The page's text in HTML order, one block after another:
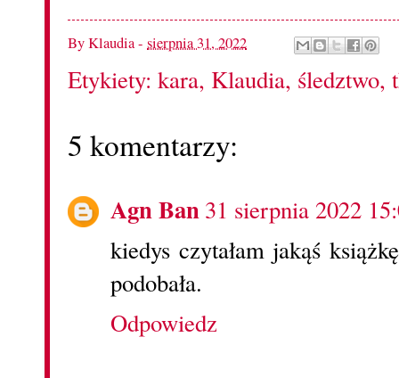
ByKlaudia- sierpnia 31, 2022
Etykiety: kara, Klaudia, śledztwo,
5 komentarzy:
Agn Ban31 sierpnia 2022
kiedys czytałam jakąś
podobała.
Odpowiedz